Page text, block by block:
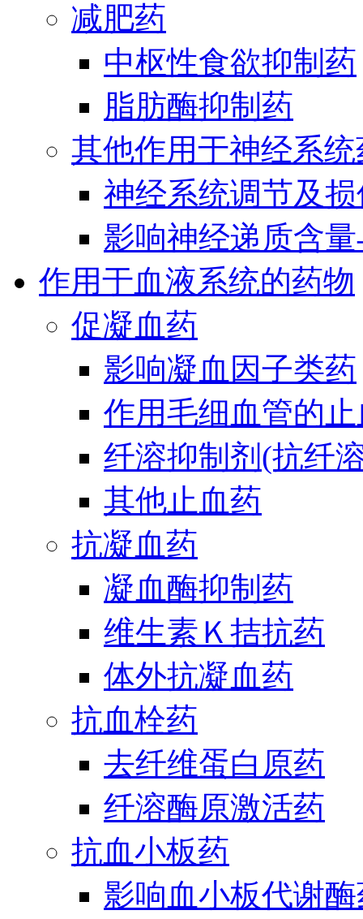
减肥药
中枢性食欲抑制药
脂肪酶抑制药
其他作用于神经系统
神经系统调节及
影响神经递质含
作用于血液系统的药物
促凝血药
影响凝血因子类药
作用毛细血管的
纤溶抑制剂(抗纤
其他止血药
抗凝血药
凝血酶抑制药
维生素Ｋ拮抗药
体外抗凝血药
抗血栓药
去纤维蛋白原药
纤溶酶原激活药
抗血小板药
影响血小板代谢